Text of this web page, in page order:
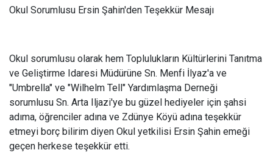
Okul Sorumlusu Ersin Şahin'den Teşekkür Mesajı
Okul sorumlusu olarak hem Toplulukların Kültürlerini Tanıtma
ve Geliştirme Idaresi Müdürüne Sn. Menfi İlyaz'a ve
"Umbrella" ve "Wilhelm Tell" Yardımlaşma Derneği
sorumlusu Sn. Arta Iljazi'ye bu güzel hediyeler için şahsi
adıma, öğrenciler adına ve Zdünye Köyü adına teşekkür
etmeyi borç bilirim diyen Okul yetkilisi Ersin Şahin emeği
geçen herkese teşekkür etti.